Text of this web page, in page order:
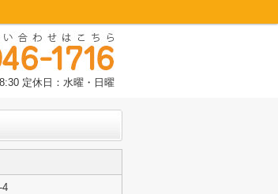
定休日：水曜・日曜
4